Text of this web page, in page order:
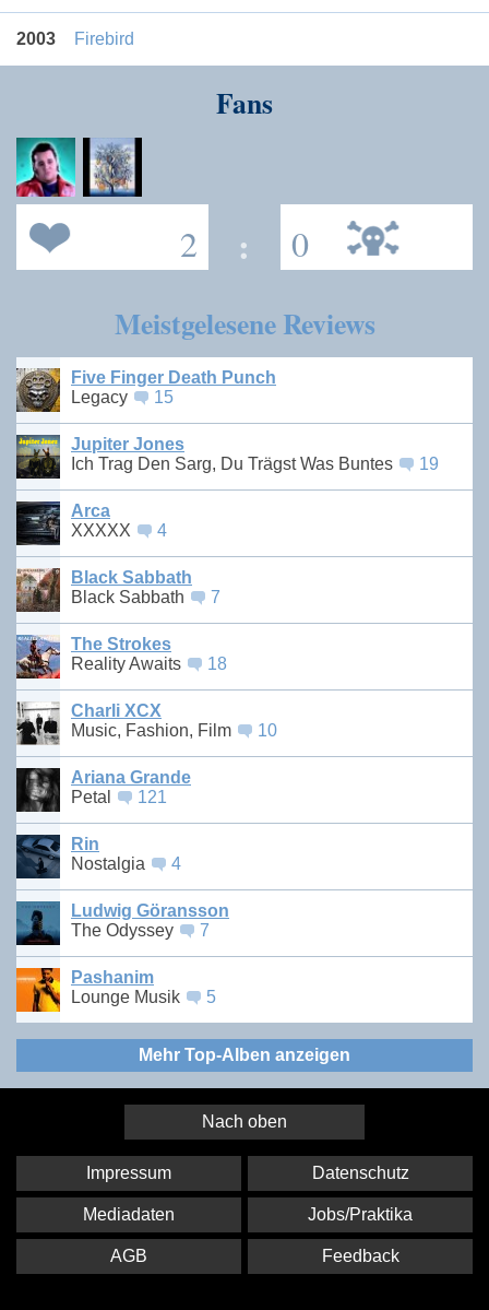
2003 Firebird
Fans
2 : 0
Meistgelesene Reviews
Five Finger Death Punch
Legacy
15
Jupiter Jones
Ich Trag Den Sarg, Du Trägst Was Buntes
19
Arca
XXXXX
4
Black Sabbath
Black Sabbath
7
The Strokes
Reality Awaits
18
Charli XCX
Music, Fashion, Film
10
Ariana Grande
Petal
121
Rin
Nostalgia
4
Ludwig Göransson
The Odyssey
7
Pashanim
Lounge Musik
5
Mehr Top-Alben anzeigen
Nach oben
Impressum Datenschutz
Mediadaten Jobs/Praktika
AGB Feedback